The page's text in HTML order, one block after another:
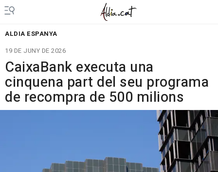
ALDIA ESPANYA
19 DE JUNY DE 2026
CaixaBank executa una
cinquena part del seu programa
de recompra de 500 milions